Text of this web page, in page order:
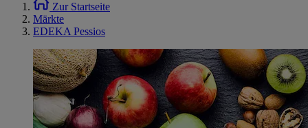
Zur Startseite
Märkte
EDEKA Pessios